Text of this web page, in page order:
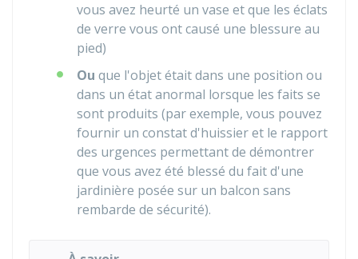
vous avez heurté un vase et que les éclats
de verre vous ont causé une blessure au
pied)
Ou que l'objet était dans une position ou
dans un état anormal lorsque les faits se
sont produits (par exemple, vous pouvez
fournir un constat d'huissier et le rapport
des urgences permettant de démontrer
que vous avez été blessé du fait d'une
jardinière posée sur un balcon sans
rembarde de sécurité).